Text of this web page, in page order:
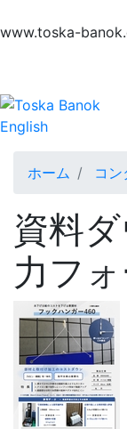
イ
ン
テ
www.toska-
English
パ
く
ず
ホーム コン
資料
力フ